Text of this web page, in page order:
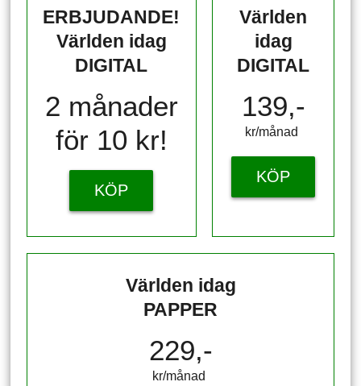
ERBJUDANDE!
Världen idag
DIGITAL
2 månader
för 10 kr!
KÖP
Världen
idag
DIGITAL
139,-
kr/månad ​​​​​​
KÖP
Världen idag
PAPPER
229,-
kr/månad ​​​​​​